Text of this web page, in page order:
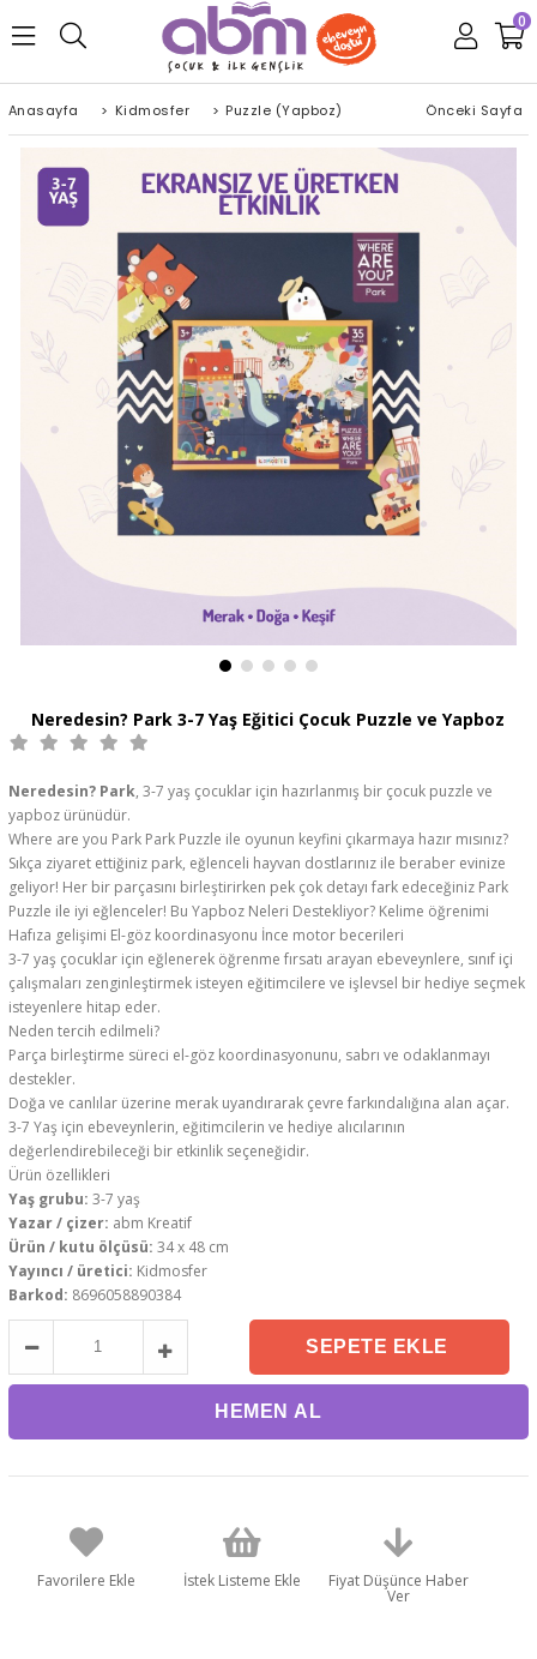
0
Anasayfa > Kidmosfer > Puzzle (Yapboz) Önceki Sayfa
Neredesin? Park 3-7 Yaş Eğitici Çocuk Puzzle ve Yapboz
Neredesin? Park, 3-7 yaş çocuklar için hazırlanmış bir çocuk puzzle ve
yapboz ürünüdür.
Where are you Park Park Puzzle ile oyunun keyfini çıkarmaya hazır mısınız?
Sıkça ziyaret ettiğiniz park, eğlenceli hayvan dostlarınız ile beraber evinize
geliyor! Her bir parçasını birleştirirken pek çok detayı fark edeceğiniz Park
Puzzle ile iyi eğlenceler! Bu Yapboz Neleri Destekliyor? Kelime öğrenimi
Hafıza gelişimi El-göz koordinasyonu İnce motor becerileri
3-7 yaş çocuklar için eğlenerek öğrenme fırsatı arayan ebeveynlere, sınıf içi
çalışmaları zenginleştirmek isteyen eğitimcilere ve işlevsel bir hediye seçmek
isteyenlere hitap eder.
Neden tercih edilmeli?
Parça birleştirme süreci el-göz koordinasyonunu, sabrı ve odaklanmayı
destekler.
Doğa ve canlılar üzerine merak uyandırarak çevre farkındalığına alan açar.
3-7 Yaş için ebeveynlerin, eğitimcilerin ve hediye alıcılarının
değerlendirebileceği bir etkinlik seçeneğidir.
Ürün özellikleri
Yaş grubu: 3-7 yaş
Yazar / çizer: abm Kreatif
Ürün / kutu ölçüsü: 34 x 48 cm
Yayıncı / üretici: Kidmosfer
Barkod: 8696058890384
Favorilere Ekle İstek Listeme Ekle Fiyat Düşünce Haber
Ver